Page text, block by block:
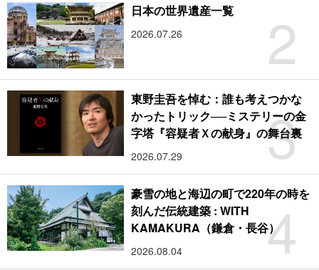
2
日本の世界遺産一覧
2026.07.26
3
東野圭吾を悼む：誰も考えつかな
かったトリック──ミステリーの金
字塔『容疑者Ｘの献身』の舞台裏
2026.07.29
4
豪雪の地と海辺の町で220年の時を
刻んだ伝統建築 : WITH
KAMAKURA（鎌倉・長谷）
2026.08.04